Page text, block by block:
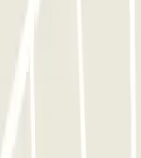
Milano
low cost